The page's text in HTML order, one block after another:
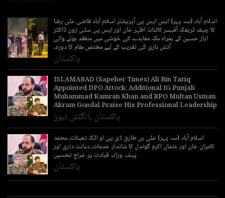
اسلام آباد (سہ پہر) ایس ایس پی آپریشنز اسلام آباد قاضی علی رضا
کا چیف ٹریفک آفیسر کائنات اظہر خان اور ایس پی سٹی زون ڈاکٹر
ایاز حسین کے ہمراہ مکہ معاہدے کی خوشی میں منعقد ہونے والی
آتش بازی کی تقریب کے لیے مختص مقام کا دورہ۔
پاکستان
ISLAMABAD (Sapeher Times) Ali Bin Tariq
Appointed DPO Attock; Additional IG Punjab
Muhammad Kamran Khan and RPO Multan Usman
Akram Gondal Praise His Professional Leadership
انگلش نیوز, پاکستان
اسلام آباد (سہ پہر) علی بن طارق ڈی پی او اٹک تعینات، محمد
کامران خان اور عثمان اکرم گوندل کا شاندار خدمات، دیانت داری اور
پیشہ ورانہ قیادت پر خراجِ تحسین
پاکستان